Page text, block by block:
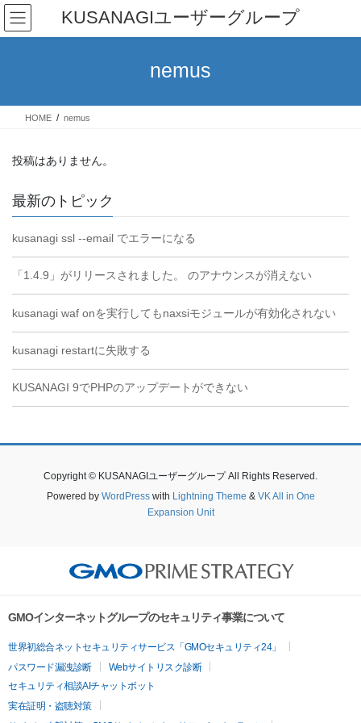
コ
ン
テ
ス
ナ
ビ
ゲ
ン
KUSANAGIユーザーグループ
nemus
HOME nemus
投稿はありません。
最新のトピック
kusanagi ssl --email でエラーになる
「1.4.9」がリリースされました。 のアナウンスが消えない
kusanagi waf onを実行してもnaxsiモジュールが有効化されない
kusanagi restartに失敗する
KUSANAGI 9でPHPのアップデートができない
Copyright © KUSANAGIユーザーグループ All Rights Reserved.
Powered by WordPresswith Lightning Theme & VK All in One
Expansion Unit
GMOインターネットグループのセキュリティ事業について
世界初総合ネットセキュリティサービス「GMOセキュリティ24」
パスワード漏洩診断
Webサイトリスク診断
セキュリティ相談AIチャットボット
実在証明・盗聴対策